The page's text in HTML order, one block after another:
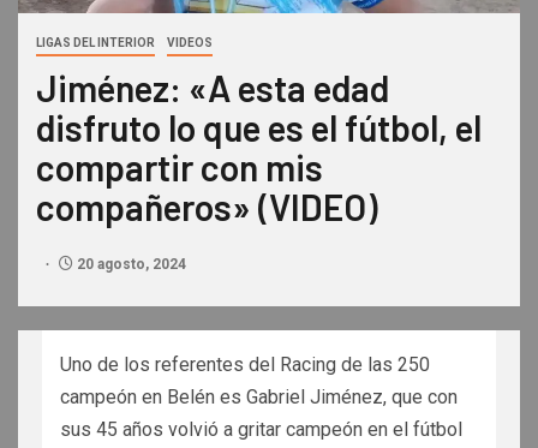
LIGAS DEL INTERIOR VIDEOS
Jiménez: «A esta edad
disfruto lo que es el fútbol, el
compartir con mis
compañeros» (VIDEO)
20 agosto, 2024
Uno de los referentes del Racing de las 250
campeón en Belén es Gabriel Jiménez, que con
sus 45 años volvió a gritar campeón en el fútbol